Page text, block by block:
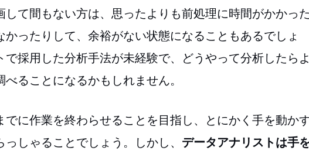
して間もない方は、思ったよりも前処理に時間がかかった
かったりして、余裕がない状態になることもあるでしょ
で採用した分析手法が未経験で、どうやって分析したらよ
ることになるかもしれません。
でに作業を終わらせることを目指し、とにかく手を動か
しゃることでしょう。しかし、 データアナリストは手